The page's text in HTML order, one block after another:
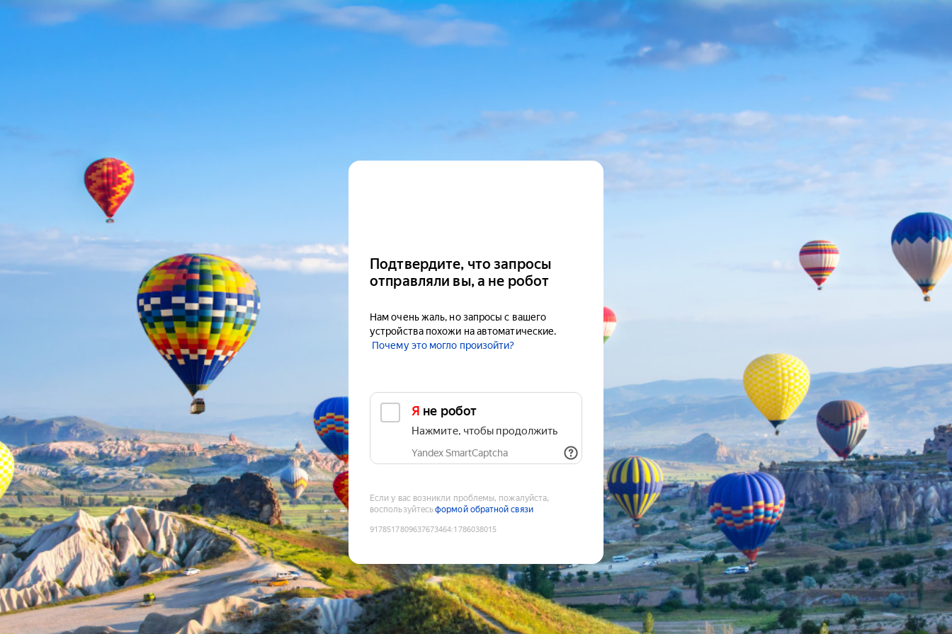
Подтвердите, что запросы
отправляли вы, а не робот
Нам очень жаль, но запросы с вашего
устройства похожи на автоматические.
Почему это могло произойти?
Я не робот
Нажмите, чтобы продолжить
Yandex SmartCaptcha
Если у вас возникли проблемы, пожалуйста,
воспользуйтесьформой обратной связи
9178517809637673464:1786038015